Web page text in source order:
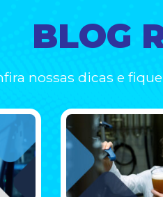
BLOG
nossas dicas e